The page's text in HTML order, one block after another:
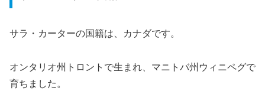
サラ・カーターの国籍は、カナダです。
オンタリオ州トロントで生まれ、マニトバ州ウィニペグで
育ちました。